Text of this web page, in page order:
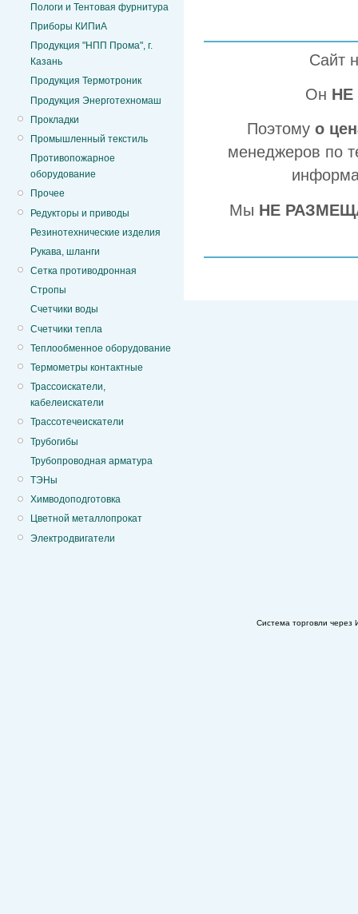
Пологи и Тентовая фурнитура
Приборы КИПиА
Продукция "НПП Прома", г.
Казань
Продукция Термотроник
Продукция Энерготехномаш
Прокладки
Промышленный текстиль
Противопожарное
оборудование
Прочее
Редукторы и приводы
Резинотехнические изделия
Рукава, шланги
Сетка противодронная
Стропы
Счетчики воды
Счетчики тепла
Теплообменное оборудование
Термометры контактные
Трассоискатели,
кабелеискатели
Трассотечеискатели
Трубогибы
Трубопроводная арматура
ТЭНы
Химводоподготовка
Цветной металлопрокат
Электродвигатели
Сайт
Он НЕ
Поэтому о
менеджеров по
Мы НЕ
Система торговли